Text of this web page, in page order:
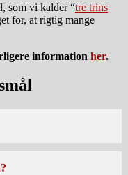
som vi kalder “tre trins
for, at rigtig mange
information her.